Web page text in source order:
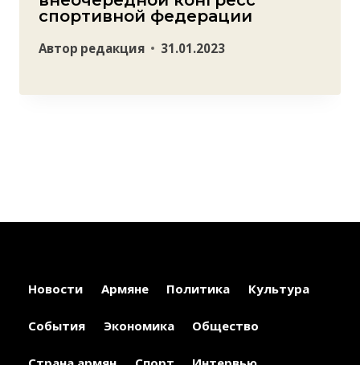
спортивной федерации
Автор редакция 31.01.2023
Новости Армяне Политика Культура
События Экономика Общество